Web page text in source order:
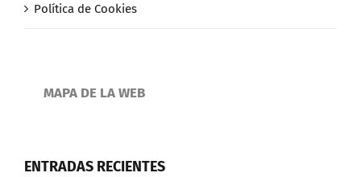
Política de Cookies
MAPA DE LA WEB
ENTRADAS RECIENTES